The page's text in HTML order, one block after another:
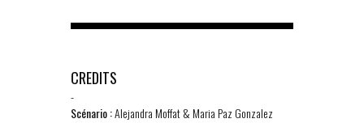
CREDITS
-
Scénario :Alejandra Moffat & Maria Paz Gonzalez